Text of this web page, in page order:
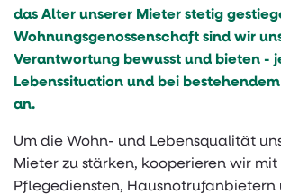
das Alter unserer Mieter stetig
Wohnungsgenossenschaft sind wir
Verantwortung bewusst und bieten -
Lebenssituation und bei
an.
Um die Wohn- und Lebensqualität
Mieter zu stärken, kooperieren wir mit
Pflegediensten, Hausnotrufanbietern
Pressestimmen
Archiv
Wohnungssuche
Fotogalerie
Treuhand-Mietverwaltung
WEG-Verwaltung
Einführung
Hilfen im Alltag
Gegenseitige Hilfe und